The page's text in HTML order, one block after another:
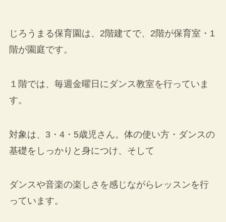
じろうまる保育園は、2階建てで、2階が保育室・1
階が園庭です。
１階では、毎週金曜日にダンス教室を行っていま
す。
対象は、3・4・5歳児さん。体の使い方・ダンスの
基礎をしっかりと身につけ、そして
ダンスや音楽の楽しさを感じながらレッスンを行
っています。